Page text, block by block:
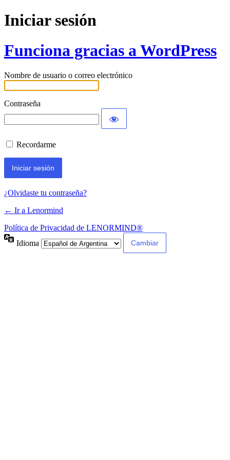
Iniciar sesión
Funciona gracias a WordPress
Nombre de usuario o correo electrónico
Contraseña
Recordarme
¿Olvidaste tu contraseña?
← Ir a Lenormind
Política de Privacidad de LENORMIND®
Idioma